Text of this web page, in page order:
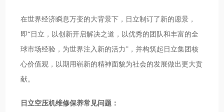
在世界经济瞬息万变的大背景下，日立制订了新的愿景，
即“日立，以创新开启解决之道，以优秀的团队和丰富的全
球市场经验，为世界注入新的活力”，并构筑起日立集团核
心价值观，以期用崭新的精神面貌为社会的发展做出更大贡
献。
日立空压机维修保养常见问题：